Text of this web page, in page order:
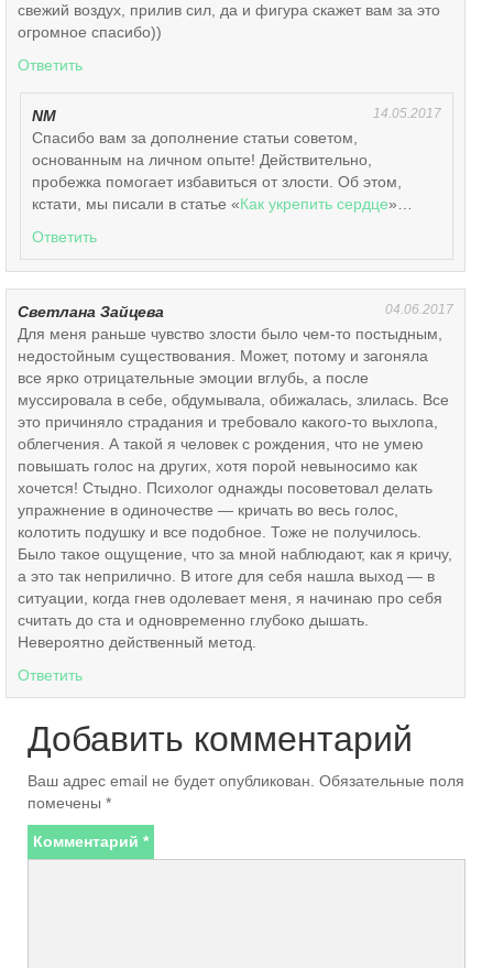
свежий воздух, прилив сил, да и фигура скажет вам за это
огромное спасибо))
Ответить
NM 14.05.2017
Спасибо вам за дополнение статьи советом,
основанным на личном опыте! Действительно,
пробежка помогает избавиться от злости. Об этом,
кстати, мы писали в статье «Как укрепить сердце»…
Ответить
Светлана Зайцева 04.06.2017
Для меня раньше чувство злости было чем-то постыдным,
недостойным существования. Может, потому и загоняла
все ярко отрицательные эмоции вглубь, а после
муссировала в себе, обдумывала, обижалась, злилась. Все
это причиняло страдания и требовало какого-то выхлопа,
облегчения. А такой я человек с рождения, что не умею
повышать голос на других, хотя порой невыносимо как
хочется! Стыдно. Психолог однажды посоветовал делать
упражнение в одиночестве — кричать во весь голос,
колотить подушку и все подобное. Тоже не получилось.
Было такое ощущение, что за мной наблюдают, как я кричу,
а это так неприлично. В итоге для себя нашла выход — в
ситуации, когда гнев одолевает меня, я начинаю про себя
считать до ста и одновременно глубоко дышать.
Невероятно действенный метод.
Ответить
Добавить комментарий
Ваш адрес email не будет опубликован. Обязательные поля
помечены *
Комментарий *